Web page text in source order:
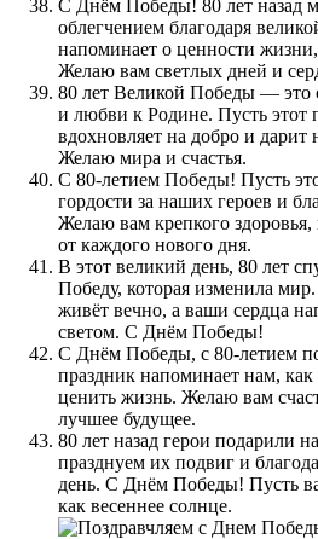
С Днём Победы! 80 лет назад
облегчением благодаря
напоминает о ценности
Желаю вам светлых дней и
80 лет Великой Победы — это
и любви к Родине. Пусть этот
вдохновляет на добро и
Желаю мира и счастья.
С 80-летием Победы! Пусть
гордости за наших героев и
Желаю вам крепкого
от каждого нового дня.
В этот великий день, 80 лет
Победу, которая изменила
живёт вечно, а ваши сердца
светом. С Днём Победы!
С Днём Победы, с 80-летием
праздник напоминает нам,
ценить жизнь. Желаю вам
лучшее будущее.
80 лет назад герои подарили
празднуем их подвиг и
день. С Днём Победы! Пусть
как весеннее солнце.